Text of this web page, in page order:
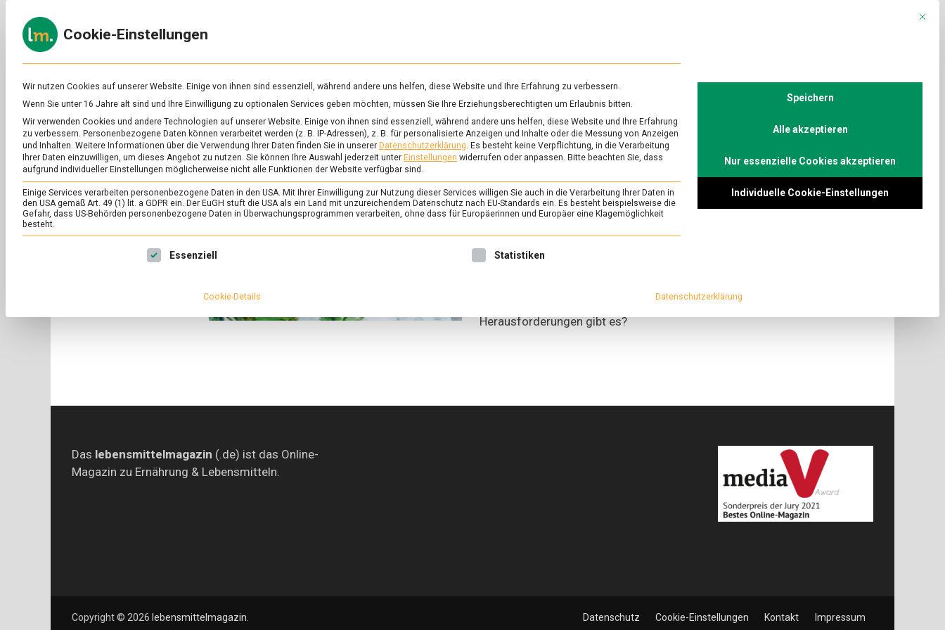
to
content
zu
&
Ernährung
SCHLAGWORT: RÜCKVERFOLGBARKEIT
FEATURED /WIRTSCHAFT
Blockchain für Lebensmittel: Freie
Sicht auf Lieferketten?
14. Februar 2020 Johannes
auf
Blockchain-Technologie ist auch für den
Rückverfolgung. Welche Chancen und
Herausforderungen gibt es?
Das lebensmittelmagazin (.de) ist das Online-
Magazin zu Ernährung & Lebensmitteln.
Copyright © 2026 lebensmittelmagazin Datenschutz Cookie-Einstellungen Kontakt Impressum
Mit
Cookie-Einstellungen
Wir nutzen Cookies auf unserer Website. Einige von ihnen sind essenziell, während andere uns helfen, diese Website und Ihre Erfahrung zu verbessern.
Wenn Sie unter 16 Jahre alt sind und Ihre Einwilligung zu optionalen Services geben möchten, müssen Sie Ihre Erziehungsberechtigten um Erlaubnis bitten.
Wir verwenden Cookies und andere Technologien auf unserer Website. Einige von ihnen sind essenziell, während andere uns helfen, diese Website und Ihre Erfahrung
zu verbessern. Personenbezogene Daten können verarbeitet werden (z. B. IP-Adressen), z. B. für personalisierte Anzeigen und Inhalte oder die Messung von Anzeigen
und Inhalten. Weitere Informationen über die Verwendung Ihrer Daten finden Sie in unserer Datenschutzerklärung. Es besteht keine Verpflichtung, in die Verarbeitung
Ihrer Daten einzuwilligen, um dieses Angebot zu nutzen. Sie können Ihre Auswahl jederzeit unter Einstellungen widerrufen oder anpassen. Bitte beachten Sie, dass
aufgrund individueller Einstellungen möglicherweise nicht alle Funktionen der Website verfügbar sind.
Einige Services verarbeiten personenbezogene Daten in den USA. Mit Ihrer Einwilligung zur Nutzung dieser Services willigen Sie auch in die Verarbeitung Ihrer Daten in
den USA gemäß Art. 49 (1) lit. a GDPR ein. Der EuGH stuft die USA als ein Land mit unzureichendem Datenschutz nach EU-Standards ein. Es besteht beispielsweise die
Gefahr, dass US-Behörden personenbezogene Daten in Überwachungsprogrammen verarbeiten, ohne dass für Europäerinnen und Europäer eine Klagemöglichkeit
besteht.
Es folgt eine Liste der Service-Gruppen, für die eine Einwilligung erteilt werden kann. Die erste Service-Gruppe ist essenziell und kann nicht abgewählt werden.
Essenziell Statistiken
Speichern
Alle akzeptieren
Nur essenzielle Cookies akzeptieren
Individuelle Cookie-Einstellungen
Cookie-Details Datenschutzerklärung